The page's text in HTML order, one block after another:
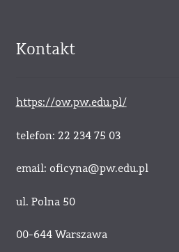
Kontakt
https://ow.pw.edu.pl/
telefon: 22 234 75 03
email: oficyna@pw.edu.pl
ul. Polna 50
00-644 Warszawa